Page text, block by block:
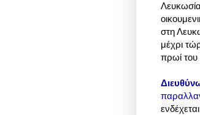
στη
μέχρι
πρωί